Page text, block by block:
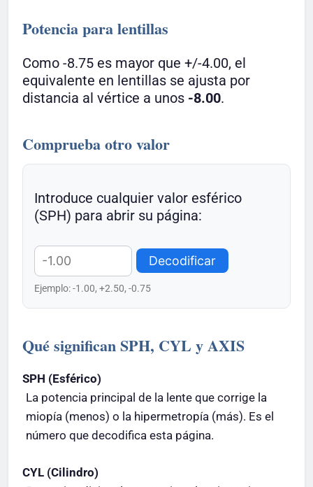
Potencia para lentillas
Como -8.75 es mayor que +/-4.00, el
equivalente en lentillas se ajusta por
distancia al vértice a unos -8.00.
Comprueba otro valor
Introduce cualquier valor esférico
(SPH) para abrir su página:
Decodificar
Ejemplo: -1.00, +2.50, -0.75
Qué significan SPH, CYL y AXIS
SPH (Esférico)
La potencia principal de la lente que corrige la
miopía (menos) o la hipermetropía (más). Es el
número que decodifica esta página.
CYL (Cilindro)